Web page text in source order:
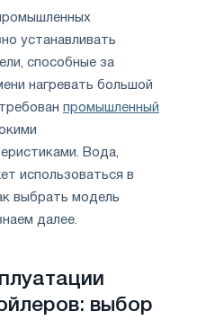
устанавливать
способные за
нагревать большой
промышленный
Вода,
использоваться в
выбрать модель
далее.
выбор